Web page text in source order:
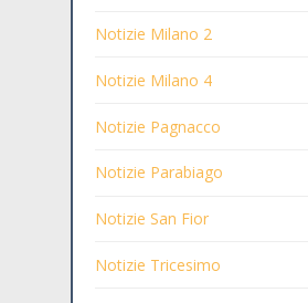
Notizie Milano 2
Notizie Milano 4
Notizie Pagnacco
Notizie Parabiago
Notizie San Fior
Notizie Tricesimo